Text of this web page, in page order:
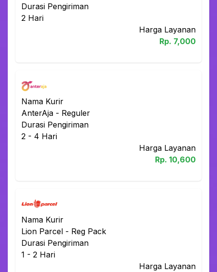
Durasi Pengiriman
2 Hari
Harga Layanan
Rp. 7,000
Nama Kurir
AnterAja - Reguler
Durasi Pengiriman
2 - 4 Hari
Harga Layanan
Rp. 10,600
Nama Kurir
Lion Parcel - Reg Pack
Durasi Pengiriman
1 - 2 Hari
Harga Layanan